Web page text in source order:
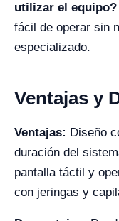
utilizar el equipo?
fácil de operar sin
especializado.
Ventajas y
Ventajas: Diseño
duración del
pantalla táctil y
con jeringas y